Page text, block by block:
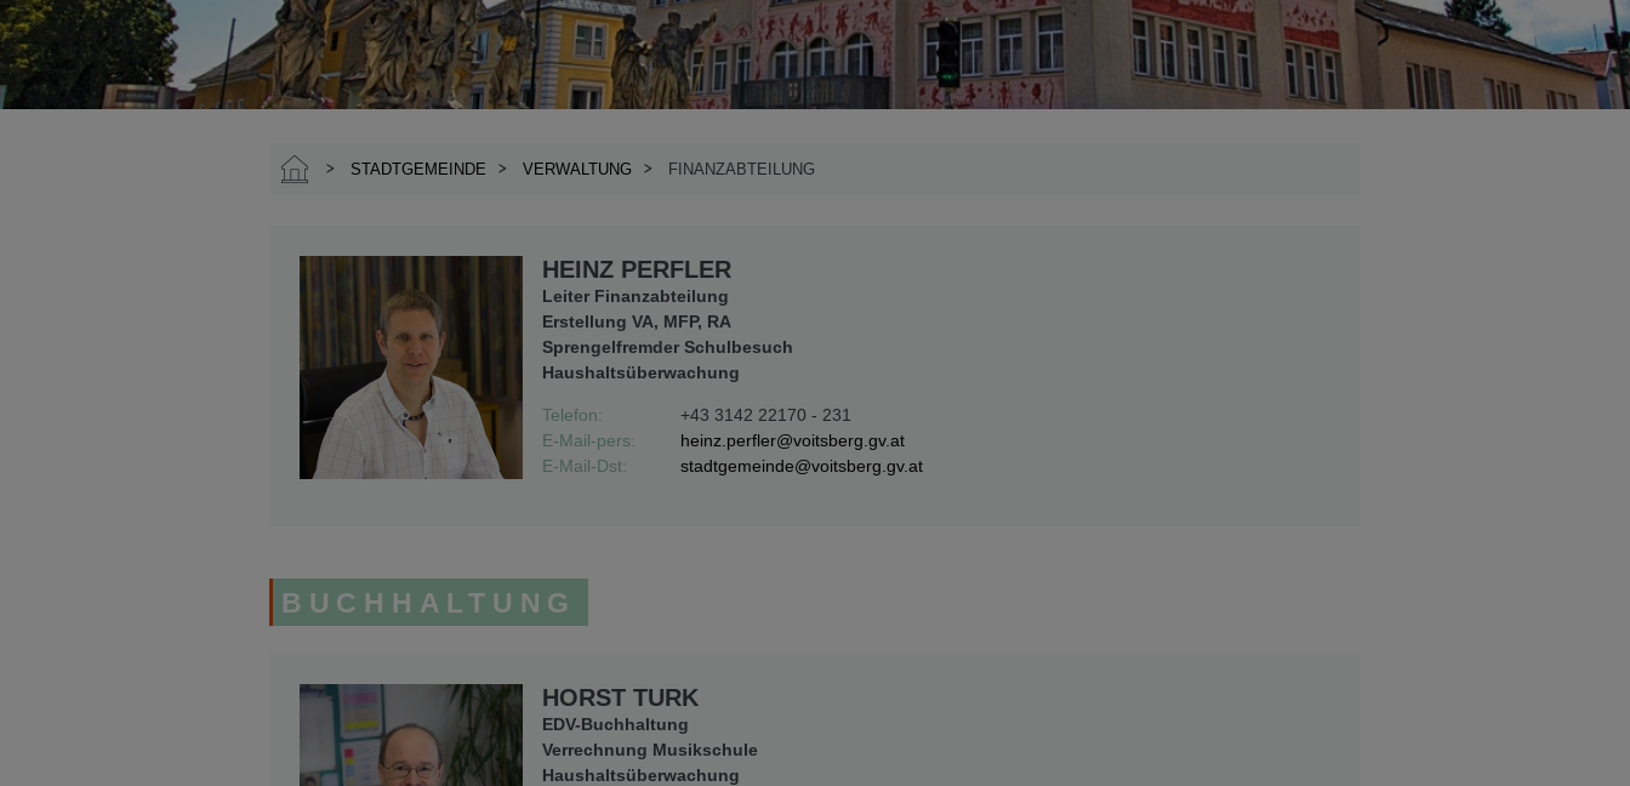
STADTGEMEINDE VERWALTUNG FINANZABTEILUNG
HEINZ PERFLER
Leiter Finanzabteilung
Erstellung VA, MFP, RA
Sprengelfremder Schulbesuch
Haushaltsüberwachung
Telefon:
+43 3142 22170 - 231
E-Mail-pers:
heinz.perfler@voitsberg.gv.at
E-Mail-Dst:
stadtgemeinde@voitsberg.gv.at
BUCHHALTUNG
HORST TURK
EDV-Buchhaltung
Verrechnung Musikschule
Haushaltsüberwachung